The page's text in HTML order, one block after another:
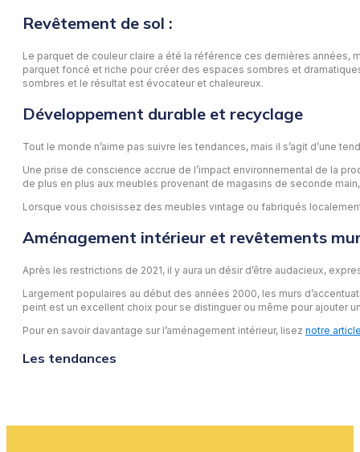
Revêtement de sol :
Le parquet de couleur claire a été la référence ces dernières
parquet foncé et riche pour créer des espaces sombres et
sombres et le résultat est évocateur et chaleureux.
Développement durable et recyclage
Tout le monde n’aime pas suivre les tendances, mais il s’agit d’une
Une prise de conscience accrue de l’impact environnemental de la
de plus en plus aux meubles provenant de magasins de seconde
Lorsque vous choisissez des meubles vintage ou fabriqués
Aménagement intérieur et revêtements
Après les restrictions de 2021, il y aura un désir d’être audacieux,
Largement populaires au début des années 2000, les murs
peint est un excellent choix pour se distinguer ou même pour ajouter
Pour en savoir davantage sur l’aménagement intérieur, lisez notre
Les tendances